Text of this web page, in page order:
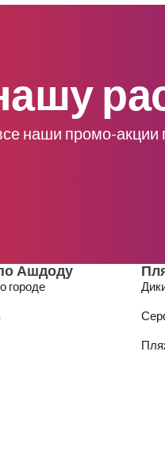
наши промо-
Ашдоду
городе